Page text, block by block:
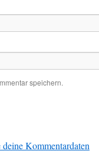
speichern.
Kommentardaten